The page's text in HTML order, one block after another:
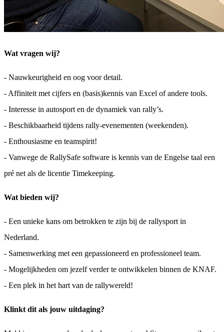
Wat vragen wij?
- Nauwkeurigheid en oog voor detail.
- Affiniteit met cijfers en (basis)kennis van Excel of andere tools.
- Interesse in autosport en de dynamiek van rally’s.
- Beschikbaarheid tijdens rally-evenementen (weekenden).
- Enthousiasme en teamspirit!
- Vanwege de RallySafe software is kennis van de Engelse taal een
pré net als de licentie Timekeeping.
Wat bieden wij?
- Een unieke kans om betrokken te zijn bij de rallysport in
Nederland.
- Samenwerking met een gepassioneerd en professioneel team.
- Mogelijkheden om jezelf verder te ontwikkelen binnen de KNAF.
- Een plek in het hart van de rallywereld!
Klinkt dit als jouw uitdaging?